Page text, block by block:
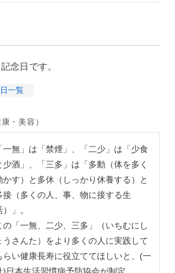
念日です。
一覧
・美容）
「一無」は「禁煙」、「二少」は「少食
少酒」、「三多」は「多動（体を多く
かす）と多休（しっかり休養する）と
接（多くの人、事、物に接する生
）」。
の「一無、二少、三多」（いちむにし
うさんた）をより多くの人に実践して
らい健康長寿に役立ててほしいと、(一
)日本生活習慣病予防協会が制定。